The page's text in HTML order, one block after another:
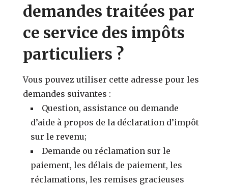
demandes traitées par
ce service des impôts
particuliers ?
Vous pouvez utiliser cette adresse pour les
demandes suivantes :
Question, assistance ou demande
d’aide à propos de la déclaration d’impôt
sur le revenu;
Demande ou réclamation sur le
paiement, les délais de paiement, les
réclamations, les remises gracieuses